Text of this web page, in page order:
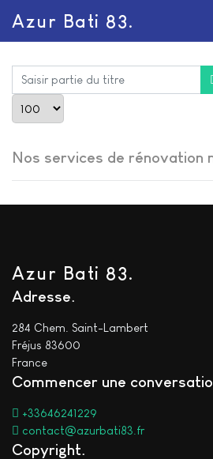
Azur Bati 83.
Saisir partie du titre
Nos services de rénovation
Azur Bati 83.
Adresse
284 Chem. Saint-Lambert
Fréjus 83600
France
Commencer une
+33646241229
contact@azurbati83.fr
Copyright